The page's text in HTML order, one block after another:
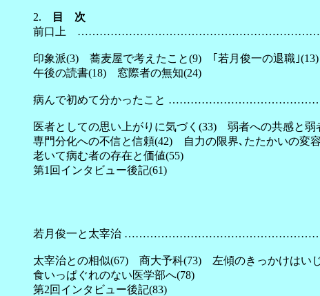
2.
目 次
前口上
印象派(3) 蕎麦屋で考えたこと(9) ｢若月俊一の退職｣(13)
午後の読書(18) 窓際者の無知(24)
病んで初めて分かったこと
医者としての思い上がりに気づく(33) 弱者への共感と弱
専門分化への不信と信頼(42) 自力の限界､たたかいの変
老いて病む者の存在と価値(55)
第1回インタビュー後記(61)
若月俊一と太宰治
太宰治との相似(67) 商大予科(73) 左傾のきっかけはい
食いっぱぐれのない医学部へ(78)
第2回インタビュー後記(83)